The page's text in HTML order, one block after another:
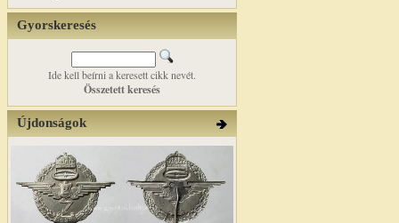
Gyorskeresés
Ide kell beírni a keresett cikk nevét.
Összetett keresés
Újdonságok